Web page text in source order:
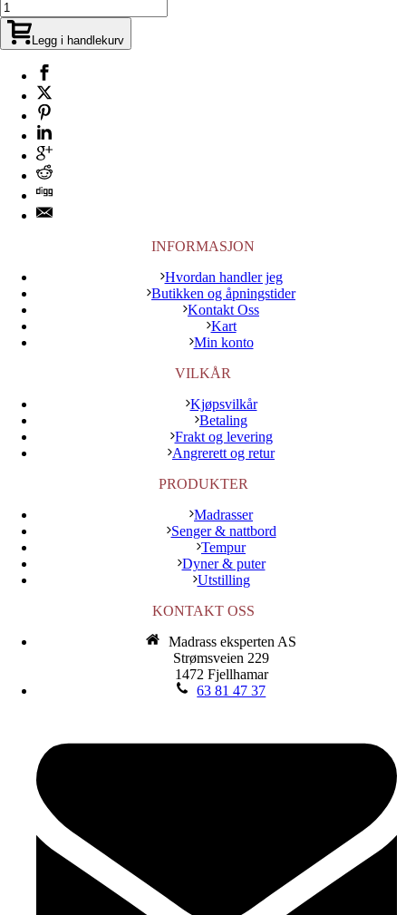
Legg i handlekurv
INFORMASJON
Hvordan handler jeg
Butikken og åpningstider
Kontakt Oss
Kart
Min konto
VILKÅR
Kjøpsvilkår
Betaling
Frakt og levering
Angrerett og retur
PRODUKTER
Madrasser
Senger & nattbord
Tempur
Dyner & puter
Utstilling
KONTAKT OSS
Madrass eksperten AS
Strømsveien 229
1472 Fjellhamar
63 81 47 37